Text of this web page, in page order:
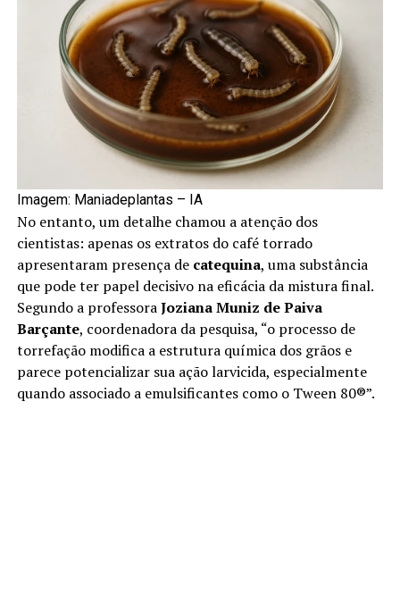
Imagem: Maniadeplantas – IA
No entanto, um detalhe chamou a atenção dos
cientistas: apenas os extratos do café torrado
apresentaram presença de catequina, uma substância
que pode ter papel decisivo na eficácia da mistura final.
Segundo a professoraJoziana Muniz de Paiva
Barçante, coordenadora da pesquisa, “o processo de
torrefação modifica a estrutura química dos grãos e
parece potencializar sua ação larvicida, especialmente
quando associado a emulsificantes como o Tween 80®”.